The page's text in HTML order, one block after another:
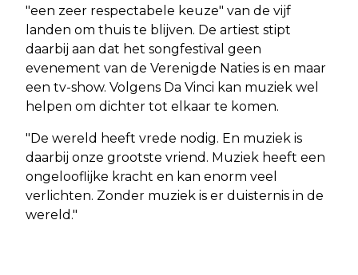
"een zeer respectabele keuze" van de vijf
landen om thuis te blijven. De artiest stipt
daarbij aan dat het songfestival geen
evenement van de Verenigde Naties is en maar
een tv-show. Volgens Da Vinci kan muziek wel
helpen om dichter tot elkaar te komen.
"De wereld heeft vrede nodig. En muziek is
daarbij onze grootste vriend. Muziek heeft een
ongelooflijke kracht en kan enorm veel
verlichten. Zonder muziek is er duisternis in de
wereld."